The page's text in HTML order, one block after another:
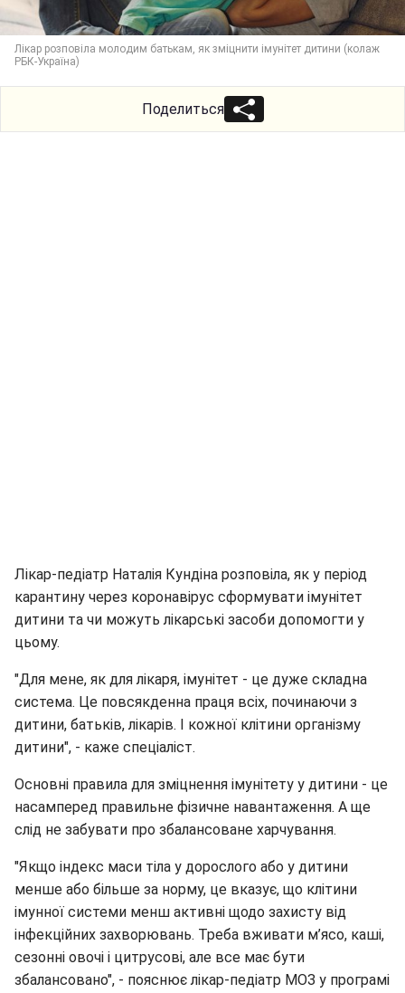
Лікар розповіла молодим батькам, як зміцнити імунітет дитини (колаж
РБК-Україна)
Поделиться
Лікар-педіатр Наталія Кундіна розповіла, як у період
карантину через коронавірус сформувати імунітет
дитини та чи можуть лікарські засоби допомогти у
цьому.
"Для мене, як для лікаря, імунітет - це дуже складна
система. Це повсякденна праця всіх, починаючи з
дитини, батьків, лікарів. І кожної клітини організму
дитини", - каже спеціаліст.
Основні правила для зміцнення імунітету у дитини - це
насамперед правильне фізичне навантаження. А ще
слід не забувати про збалансоване харчування.
"Якщо індекс маси тіла у дорослого або у дитини
менше або більше за норму, це вказує, що клітини
імунної системи менш активні щодо захисту від
інфекційних захворювань. Треба вживати м’ясо, каші,
сезонні овочі і цитрусові, але все має бути
збалансовано", - пояснює лікар-педіатр МОЗ у програмі